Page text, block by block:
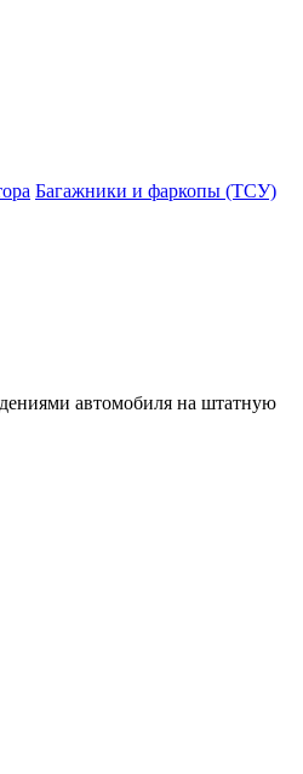
Багажники и фаркопы (ТСУ)
автомобиля на штатную